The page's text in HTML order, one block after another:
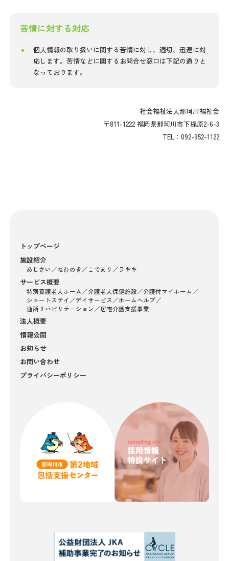
苦情に対する対応
個人情報の取り扱いに関する苦情に対し、適切、迅速に対
応します。苦情などに関するお問合せ窓口は下記の通りと
なっております。
社会福祉法人那珂川福祉会
〒811-1222 福岡県那珂川市下梶原2-6-3
TEL：092-952-1122
トップページ
施設紹介
あじさい ねむのき こでまり ラキキ
サービス概要
特別養護老人ホーム 介護老人保健施設
介護付マイホーム
ショートステイ
デイサービス
ホームヘルプ
通所リハビリテーション
居宅介護支援事業
法人概要
情報公開
お知らせ
お問い合わせ
プライバシーポリシー